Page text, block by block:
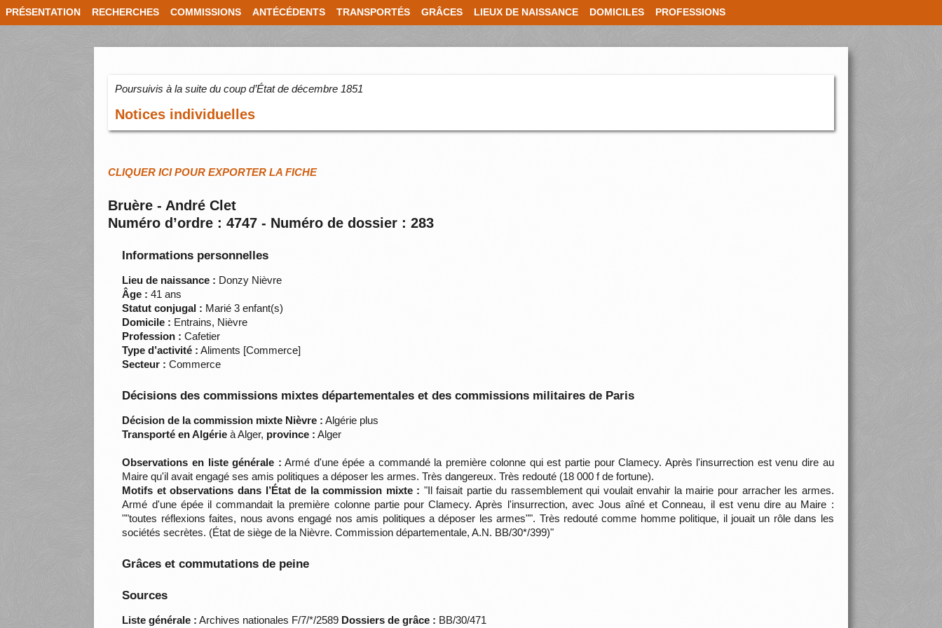
PRÉSENTATION RECHERCHES COMMISSIONS ANTÉCÉDENTS TRANSPORTÉS GRÂCES LIEUX DE NAISSANCE DOMICILES PROFESSIONS
Poursuivis à la suite du coup d’État de décembre 1851
Notices individuelles
CLIQUER ICI POUR EXPORTER LA FICHE
Bruère - André Clet
Numéro d’ordre : 4747 - Numéro de dossier : 283
Informations personnelles
Lieu de naissance : Donzy Nièvre
Âge : 41 ans
Statut conjugal : Marié 3 enfant(s)
Domicile : Entrains, Nièvre
Profession : Cafetier
Type d’activité : Aliments [Commerce]
Secteur : Commerce
Décisions des commissions mixtes départementales et des commissions militaires de Paris
Décision de la commission mixte Nièvre : Algérie plus
Transporté en Algérie à Alger, province : Alger
Observations en liste générale : Armé d'une épée a commandé la première colonne qui est partie pour Clamecy. Après l'insurrection est venu dire au
Maire qu'il avait engagé ses amis politiques a déposer les armes. Très dangereux. Très redouté (18 000 f de fortune).
Motifs et observations dans l’État de la commission mixte : "Il faisait partie du rassemblement qui voulait envahir la mairie pour arracher les armes.
Armé d'une épée il commandait la première colonne partie pour Clamecy. Après l'insurrection, avec Jous aîné et Conneau, il est venu dire au Maire :
""toutes réflexions faites, nous avons engagé nos amis politiques a déposer les armes"". Très redouté comme homme politique, il jouait un rôle dans les
sociétés secrètes. (État de siège de la Nièvre. Commission départementale, A.N. BB/30*/399)"
Grâces et commutations de peine
Sources
Liste générale : Archives nationales F/7/*/2589 Dossiers de grâce : BB/30/471